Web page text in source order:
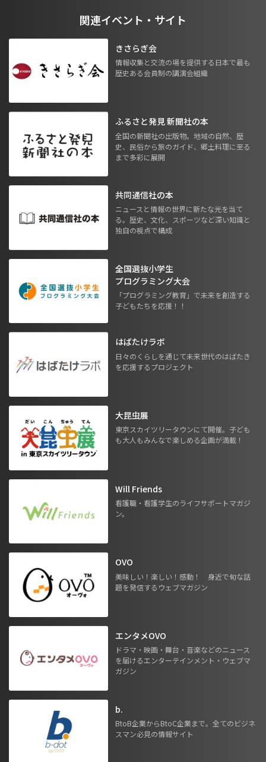
関連イベント・サイト
きさらぎ会
情報収集と交流の場を提供する日本で最も
歴史ある会員制の講演会組織
ふるさと発見 新聞社の本
全国の新聞社の出版物。地域の自然、歴
史、民俗から旅のガイド、郷土料理に至る
まで多彩に展開
共同通信社の本
ニュースと情報の世界に新たな光を当て
る。歴史、文化、スポーツなど深い知識と
独自の視点で構成
全国選抜小学生
プログラミング大会
「プログラミング教育」で未来を創造する
子どもたちを応援！！
はばたけラボ
日々のくらしを通じて未来世代のはばたき
を応援するプロジェクト
大昆虫展
東京スカイツリータウンにて開催。子ども
も大人もみんなで楽しめる企画が満載！
Will Friends
看護職・看護学生のライフサポートマガジ
ン。
OVO
美味しい！楽しい！感動！ 身近で旬な話
題を発信するウェブマガジン
エンタメOVO
ドラマ・映画・舞台・音楽などのニュース
を届けるエンターテインメント・ウェブマ
ガジン
b.
BtoB企業からBtoC企業まで。全てのビジネ
スマン必見の情報サイト